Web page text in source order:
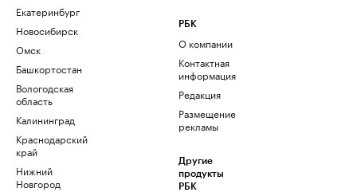
Екатеринбург
Новосибирск
Омск
Башкортостан
Вологодская
область
Калининград
Краснодарский
край
Нижний
Новгород
РБК
О компании
Контактная
информация
Редакция
Размещение
рекламы
Другие
продукты
РБК